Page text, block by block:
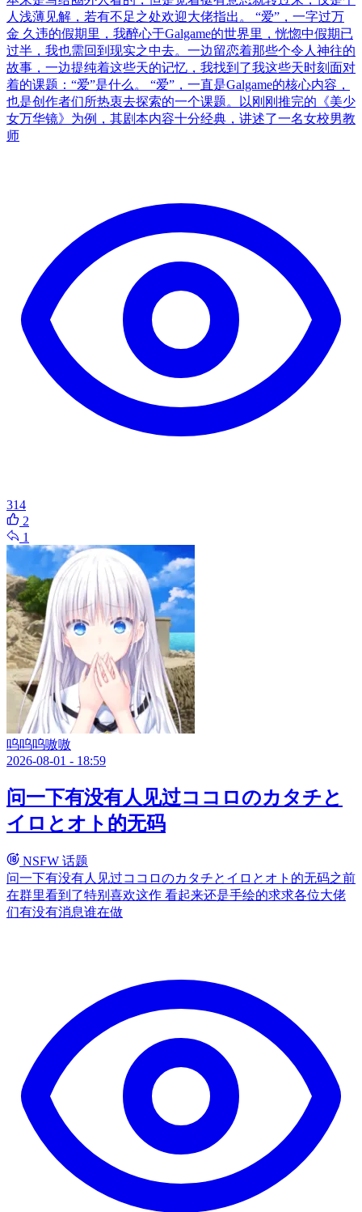
人浅薄见解，若有不足之处欢迎大佬指出。 “爱”，一字过万
金 久违的假期里，我醉心于Galgame的世界里，恍惚中假期已
过半，我也需回到现实之中去。一边留恋着那些个令人神往的
故事，一边提纯着这些天的记忆，我找到了我这些天时刻面对
着的课题：“爱”是什么。 “爱”，一直是Galgame的核心内容，
也是创作者们所热衷去探索的一个课题。以刚刚推完的《美少
女万华镜》为例，其剧本内容十分经典，讲述了一名女校男教
师
314
2
1
呜呜呜嗷嗷
2026-08-01 - 18:59
问一下有没有人见过ココロのカタチと
イロとオト的无码
NSFW 话题
问一下有没有人见过ココロのカタチとイロとオト的无码之前
在群里看到了特别喜欢这作 看起来还是手绘的求求各位大佬
们有没有消息谁在做